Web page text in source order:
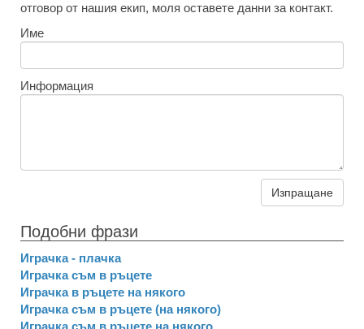
отговор от нашия екип, моля оставете данни за контакт.
Име
Информация
Изпращане
Подобни фрази
Играчка - плачка
Играчка съм в ръцете
Играчка в ръцете на някого
Играчка съм в ръцете (на някого)
Играчка съм в ръцете на някого